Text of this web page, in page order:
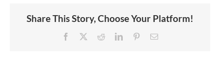
Share This Story, Choose Your Platform!
Facebook RedditLinkedInPinterestEmail